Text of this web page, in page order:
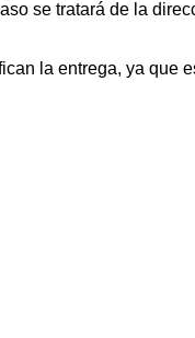
se tratará de la
la entrega, ya que